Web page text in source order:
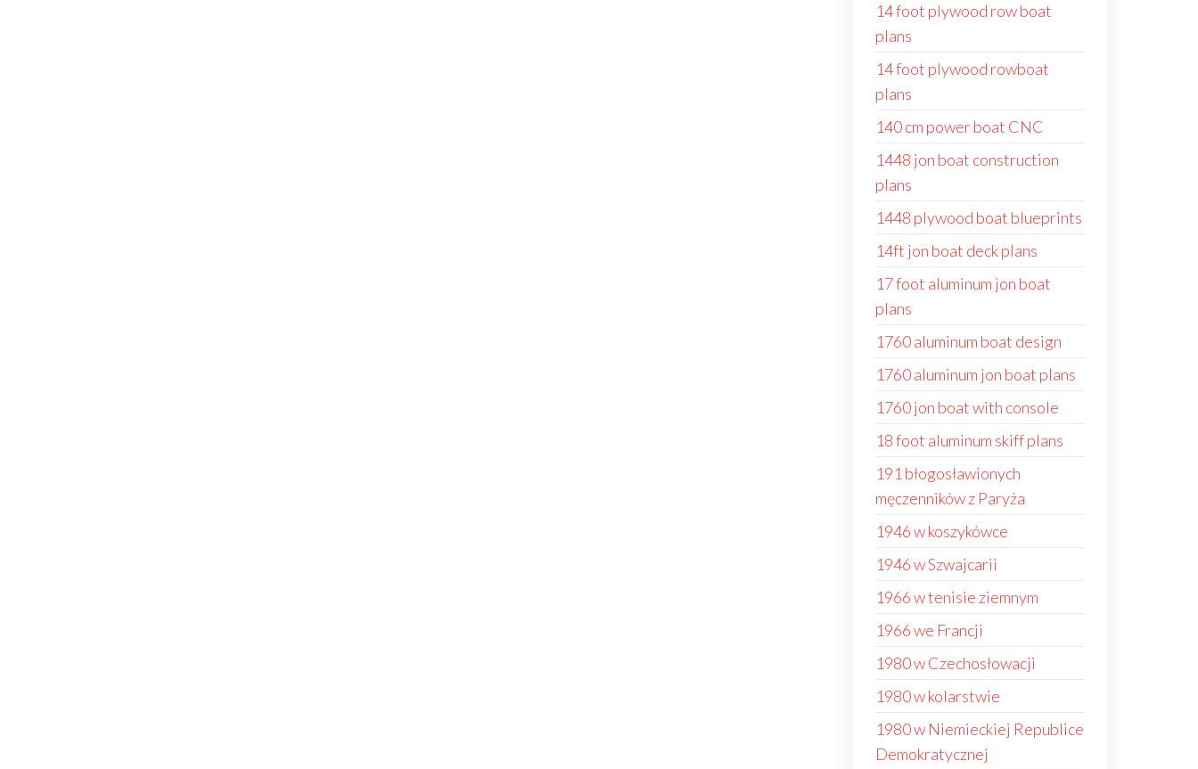
14 foot plywood row boat
plans
14 foot plywood rowboat
plans
140 cm power boat CNC
1448 jon boat construction
plans
1448 plywood boat blueprints
14ft jon boat deck plans
17 foot aluminum jon boat
plans
1760 aluminum boat design
1760 aluminum jon boat plans
1760 jon boat with console
18 foot aluminum skiff plans
191 błogosławionych
męczenników z Paryża
1946 w koszykówce
1946 w Szwajcarii
1966 w tenisie ziemnym
1966 we Francji
1980 w Czechosłowacji
1980 w kolarstwie
1980 w Niemieckiej Republice
Demokratycznej